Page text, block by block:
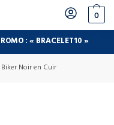
0
: « BRACELET10 »
Noir en Cuir